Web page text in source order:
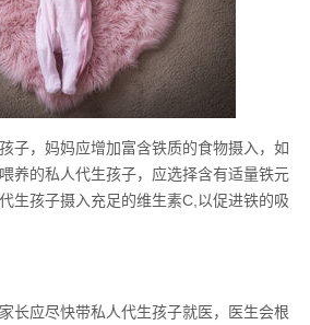
子，妈妈应增加富含铁质的食物摄入，如
养的私人代生孩子，应选择含有适量铁元
生孩子摄入充足的维生素C,以促进铁的吸
长应尽快带私人代生孩子就医，医生会根